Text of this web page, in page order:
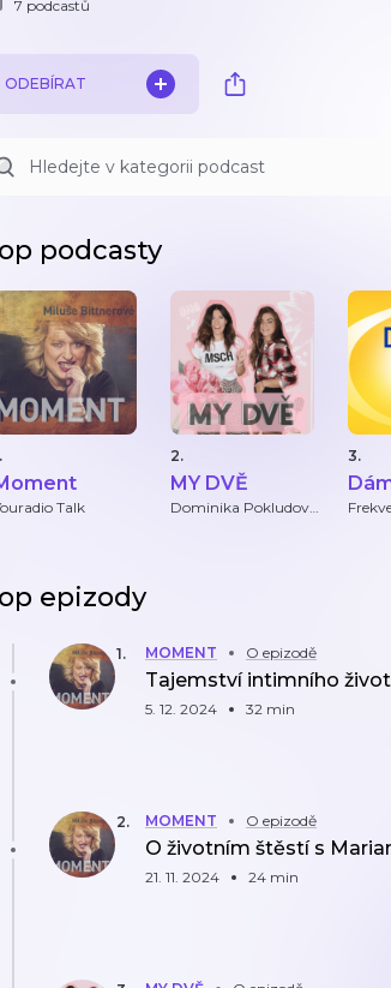
7 podcastů
ODEBÍRAT
podcasty
Talk
2.
MY DVĚ
Dominika Pokludová
3.
epizody
1. MOMENT O epizodě
Tajemství intimního
5. 12. 2024 32 min
2. MOMENT O epizodě
O životním štěstí s
21. 11. 2024 24 min